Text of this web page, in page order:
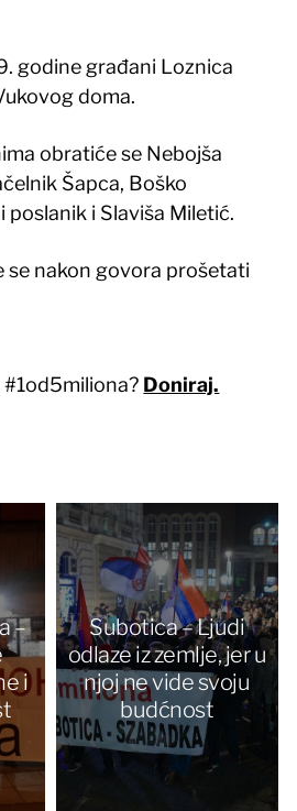
godine građani Loznica
doma.
obratiće se Nebojša
Šapca, Boško
i Slaviša Miletić.
se nakon govora prošetati
Doniraj.
–
i
Subotica – Ljudi
odlaze iz zemlje, jer u
njoj ne vide svoju
budćnost